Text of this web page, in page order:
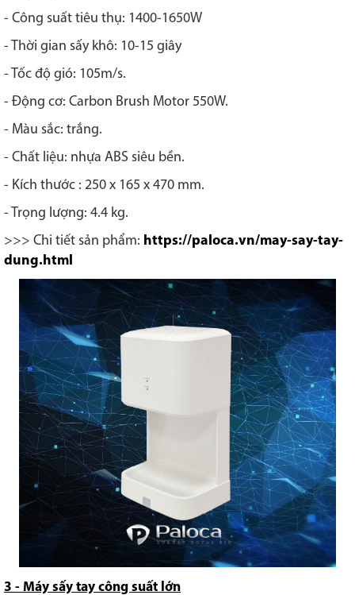
- Công suất tiêu thụ: 1400-1650W
- Thời gian sấy khô: 10-15 giây
- Tốc độ gió: 105m/s.
- Động cơ: Carbon Brush Motor 550W.
- Màu sắc: trắng.
- Chất liệu: nhựa ABS siêu bền.
- Kích thước : 250 x 165 x 470 mm.
- Trọng lượng: 4.4 kg.
>>> Chi tiết sản phẩm: https://paloca.vn/may-say-tay-
dung.html
3 - Máy sấy tay công suất lớn